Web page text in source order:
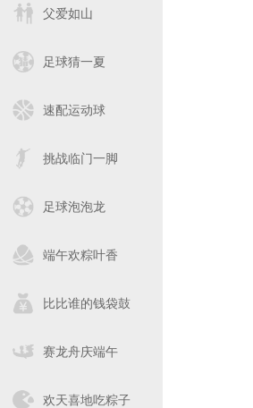
父爱如山
足球猜一夏
速配运动球
挑战临门一脚
足球泡泡龙
端午欢粽叶香
比比谁的钱袋鼓
赛龙舟庆端午
欢天喜地吃粽子